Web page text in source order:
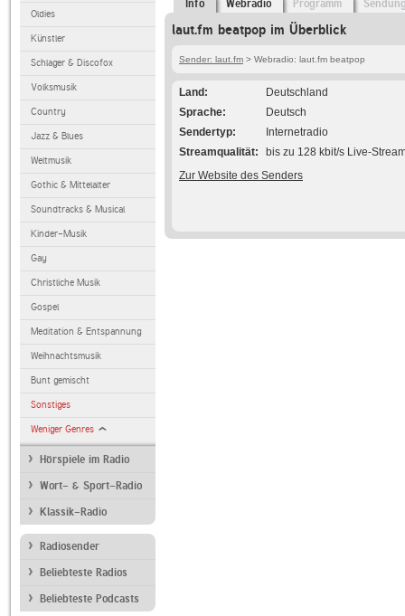
Oldies
Künstler
Schlager & Discofox
Volksmusik
Country
Jazz & Blues
Weltmusik
Gothic & Mittelalter
Soundtracks & Musical
Kinder-Musik
Gay
Christliche Musik
Gospel
Meditation & Entspannung
Weihnachtsmusik
Bunt gemischt
Sonstiges
Weniger Genres
Hörspiele im Radio
Wort- & Sport-Radio
Klassik-Radio
Radiosender
Beliebteste Radios
Beliebteste Podcasts
Info Webradio Programm
laut.fm beatpop im Überblick
Sender: laut.fm > Webradio: laut.fm beatpop
Land
Deutschland
Sprache
Deutsch
Sendertyp
Internetradio
Streamqualität
bis zu 128 kbit/s Live-
Zur Website des Senders